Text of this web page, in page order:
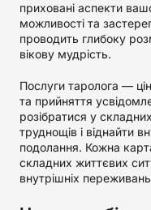
приховані аспекти
можливості та
проводить глибоку
вікову мудрість.
Послуги таролога —
та прийняття
розібратися у
труднощів і віднайти
подолання. Кожна
складних життєвих
внутрішніх переживань